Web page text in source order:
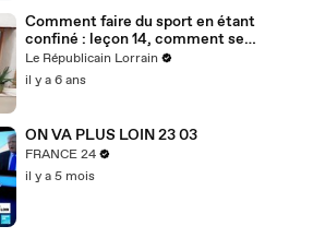
Comment faire du sport en étant
confiné : leçon 14, comment se
muscler avec des bouteilles d'eau ?
Le Républicain Lorrain
il y a 6 ans
ON VA PLUS LOIN 23 03
FRANCE 24
il y a 5 mois